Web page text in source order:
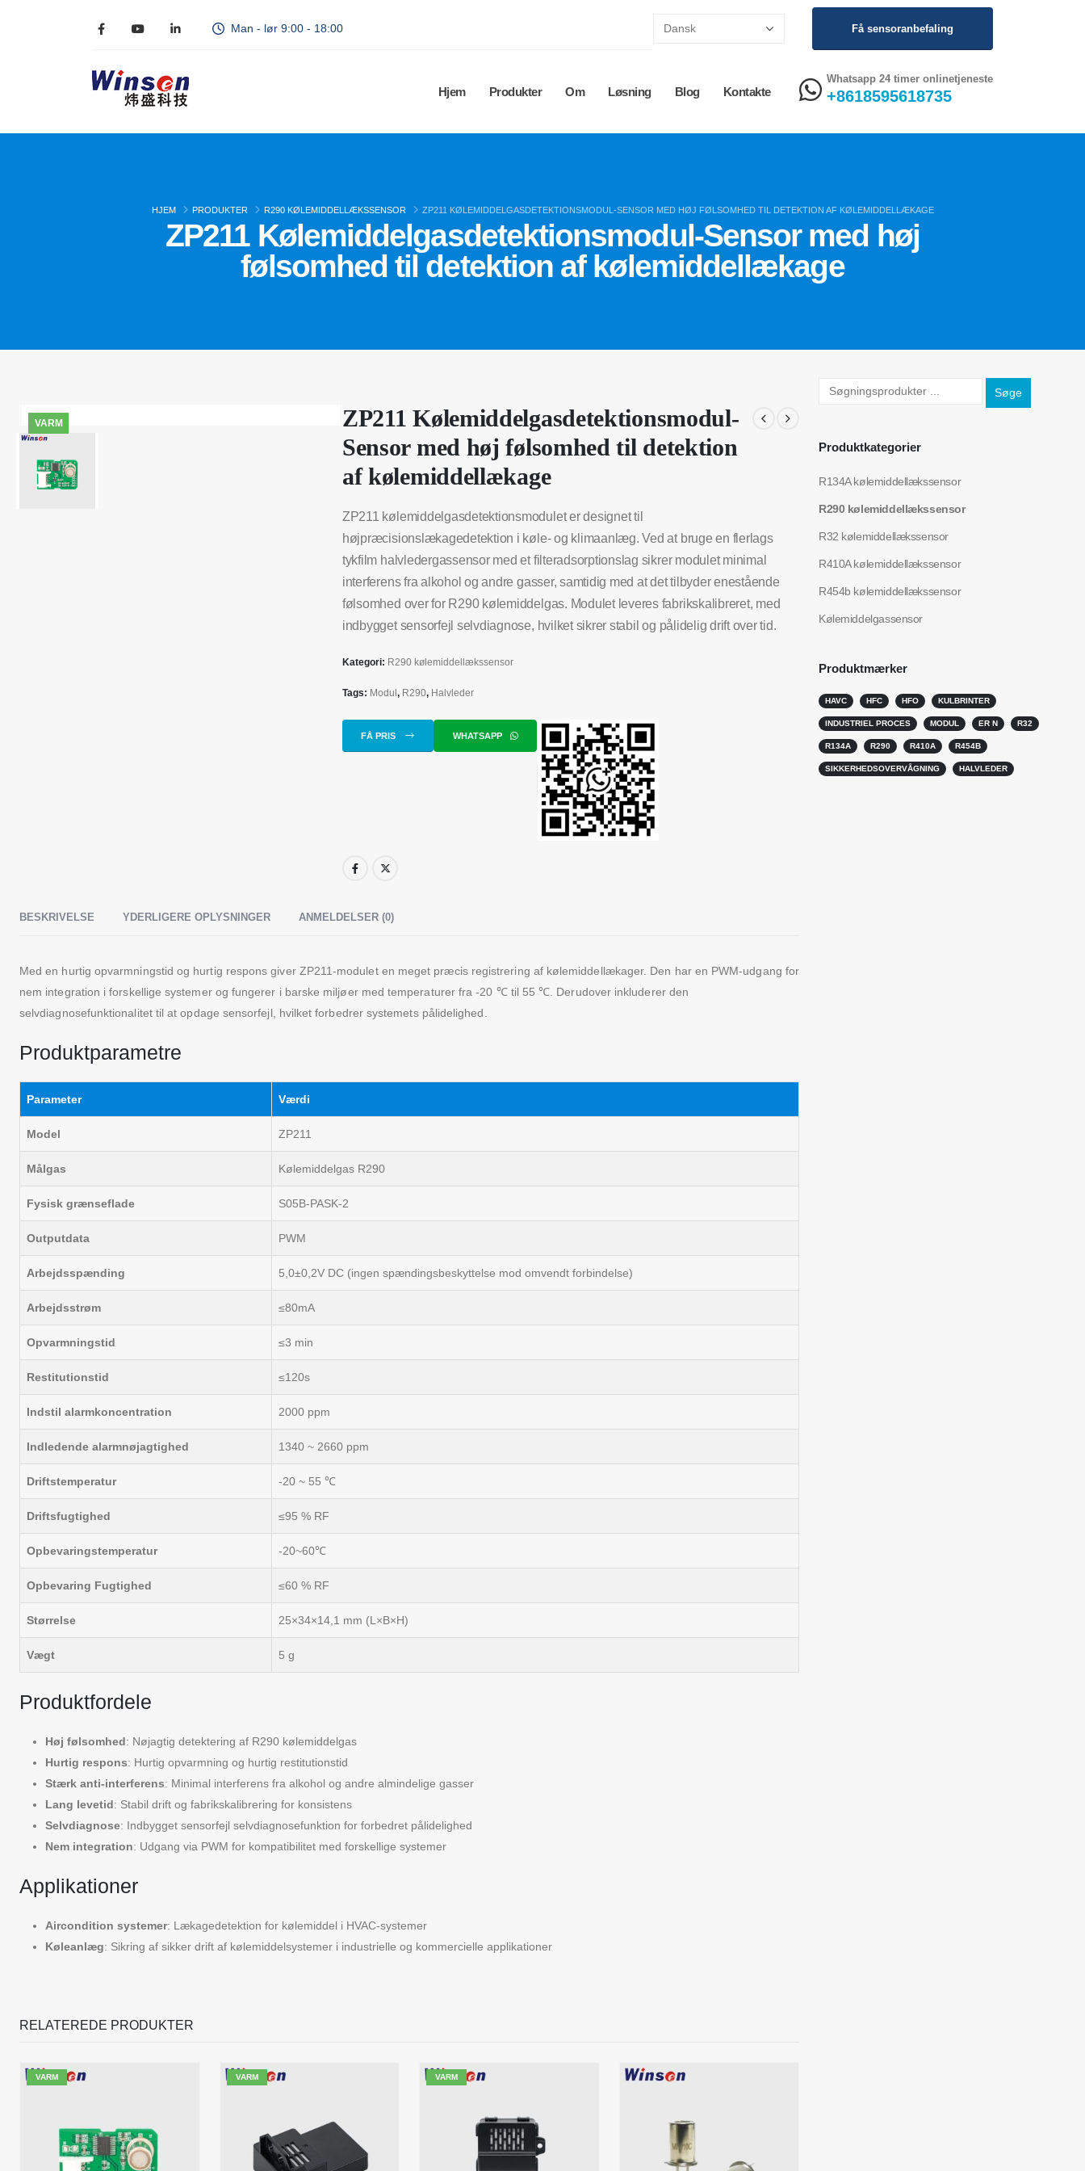
Man - lør 9:00 - 18:00 Få sensoranbefaling
Hjem Produkter Om Løsning Blog Kontakte
Whatsapp 24 timer onlinetjeneste
+8618595618735
HJEM PRODUKTER R290 KØLEMIDDELLÆKSSENSOR ZP211 KØLEMIDDELGASDETEKTIONSMODUL-SENSOR MED HØJ FØLSOMHED TIL DETEKTION AF KØLEMIDDELLÆKAGE
ZP211 Kølemiddelgasdetektionsmodul-Sensor med høj
følsomhed til detektion af kølemiddellækage
VARM
ZP211 Kølemiddelgasdetektionsmodul-
Sensor med høj følsomhed til detektion
af kølemiddellækage
ZP211 kølemiddelgasdetektionsmodulet er designet til
højpræcisionslækagedetektion i køle- og klimaanlæg. Ved at bruge en flerlags
tykfilm halvledergassensor med et filteradsorptionslag sikrer modulet minimal
interferens fra alkohol og andre gasser, samtidig med at det tilbyder enestående
følsomhed over for R290 kølemiddelgas. Modulet leveres fabrikskalibreret, med
indbygget sensorfejl selvdiagnose, hvilket sikrer stabil og pålidelig drift over tid.
Kategori: R290 kølemiddellækssensor
Tags: Modul, R290, Halvleder
FÅ PRIS WHATSAPP
BESKRIVELSE YDERLIGERE OPLYSNINGER ANMELDELSER (0)
Med en hurtig opvarmningstid og hurtig respons giver ZP211-modulet en meget præcis registrering af kølemiddellækager. Den har en PWM-udgang for
nem integration i forskellige systemer og fungerer i barske miljøer med temperaturer fra -20 ℃ til 55 ℃. Derudover inkluderer den
selvdiagnosefunktionalitet til at opdage sensorfejl, hvilket forbedrer systemets pålidelighed.
Produktparametre
Parameter Værdi
Model ZP211
Målgas Kølemiddelgas R290
Fysisk grænseflade S05B-PASK-2
Outputdata PWM
Arbejdsspænding 5,0±0,2V DC (ingen spændingsbeskyttelse mod omvendt forbindelse)
Arbejdsstrøm ≤80mA
Opvarmningstid ≤3 min
Restitutionstid ≤120s
Indstil alarmkoncentration 2000 ppm
Indledende alarmnøjagtighed 1340 ~ 2660 ppm
Driftstemperatur -20 ~ 55 ℃
Driftsfugtighed ≤95 % RF
Opbevaringstemperatur -20~60℃
Opbevaring Fugtighed ≤60 % RF
Størrelse 25×34×14,1 mm (L×B×H)
Vægt 5 g
Produktfordele
Høj følsomhed: Nøjagtig detektering af R290 kølemiddelgas
Hurtig respons: Hurtig opvarmning og hurtig restitutionstid
Stærk anti-interferens: Minimal interferens fra alkohol og andre almindelige gasser
Lang levetid: Stabil drift og fabrikskalibrering for konsistens
Selvdiagnose: Indbygget sensorfejl selvdiagnosefunktion for forbedret pålidelighed
Nem integration: Udgang via PWM for kompatibilitet med forskellige systemer
Applikationer
Aircondition systemer: Lækagedetektion for kølemiddel i HVAC-systemer
Køleanlæg: Sikring af sikker drift af kølemiddelsystemer i industrielle og kommercielle applikationer
RELATEREDE PRODUKTER
VARM VARM VARM
Søge
Produktkategorier
R134A kølemiddellækssensor
R290 kølemiddellækssensor
R32 kølemiddellækssensor
R410A kølemiddellækssensor
R454b kølemiddellækssensor
Kølemiddelgassensor
Produktmærker
HAVC HFC HFO KULBRINTER
INDUSTRIEL PROCES MODUL ER N R32
R134A R290 R410A R454B
SIKKERHEDSOVERVÅGNING HALVLEDER